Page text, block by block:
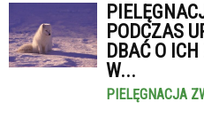
PODCZAS
DBAĆ O
W...
PIELĘGNACJA